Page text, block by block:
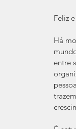
Feliz
Há
entre